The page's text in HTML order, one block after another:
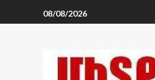
08/08/2026